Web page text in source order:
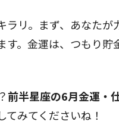
ラリ。まず、あなたが
す。金運は、つもり貯
前半星座の6月金運・
てみてくださいね！